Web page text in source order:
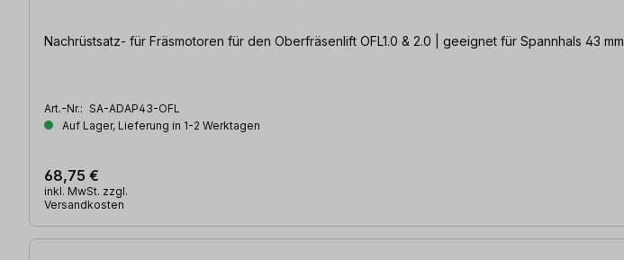
Nachrüstsatz- für Fräsmotoren für den Oberfräsenlift OFL1.0 & 2.0 | geeignet für Spannhals 43 mm
Art.-Nr.: SA-ADAP43-OFL
Auf Lager, Lieferung in 1-2 Werktagen
68,75 €
inkl. MwSt. zzgl.
Versandkosten